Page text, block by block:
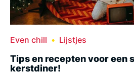
Even chill Lijstjes
Tips en recepten voor een
kerstdiner!